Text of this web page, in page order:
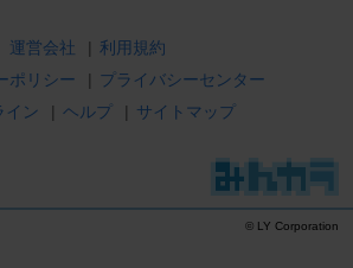
運営会社 | 利用規約
ポリシー
| プライバシーセンター
イン
| ヘルプ | サイトマップ
© LY Corporation